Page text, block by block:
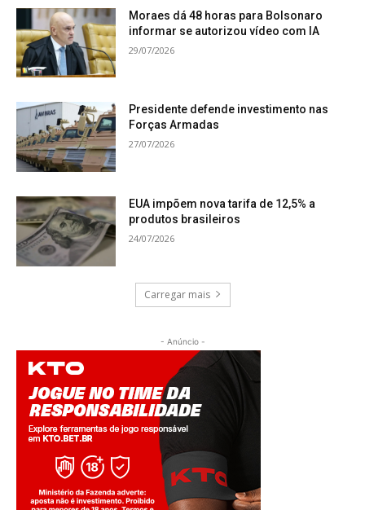
Moraes dá 48 horas para Bolsonaro
informar se autorizou vídeo com IA
29/07/2026
Presidente defende investimento nas
Forças Armadas
27/07/2026
EUA impõem nova tarifa de 12,5% a
produtos brasileiros
24/07/2026
Carregar mais
- Anúncio -